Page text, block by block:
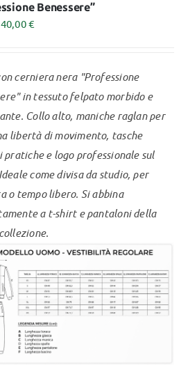
Le
opzioni
pagina
prodotto
Benessere”
40,00€
cerniera nera "Professione
in tessuto felpato morbido e
Collo alto, maniche raglan per
libertà di movimento, tasche
e logo professionale sul
come divisa da studio, per
o tempo libero. Si abbina
a t-shirt e pantaloni della